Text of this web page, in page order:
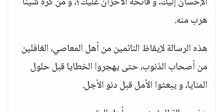
هرب منه.
هذه الرسالة لإيقاظ النائمين من أهل المعاصي، الغافلين
من أصحاب الذنوب، حتى يهجروا الخطايا قبل حلول
المنايا، و يبعثوا الأمل قبل دنو الأجل.